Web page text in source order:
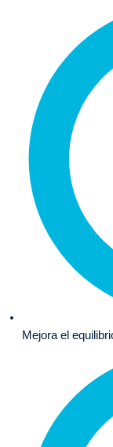
Mejora el